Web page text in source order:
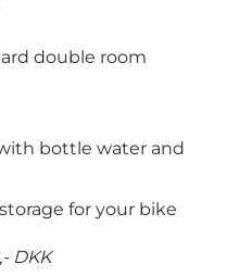
double room
bottle water and
for your bike
DKK